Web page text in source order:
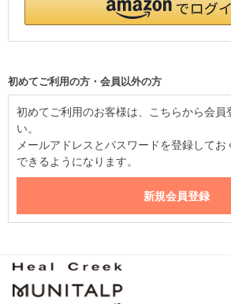
初めてご利用の方・会員以外の方
初めてご利用のお客様は、こちらから会員
い。
メールアドレスとパスワードを登録して
できるようになります。